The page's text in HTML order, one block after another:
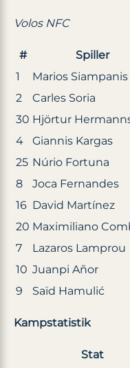
Volos NFC
# Spiller
1
Marios Siampanis
2
Carles Soria
30 Hjörtur
4
Giannis Kargas
25 Núrio Fortuna
8
Joca Fernandes
16 David Martínez
20 Maximiliano
7
Lazaros Lamprou
10 Juanpi Añor
9
Saïd Hamulić
Kampstatistik
Stat